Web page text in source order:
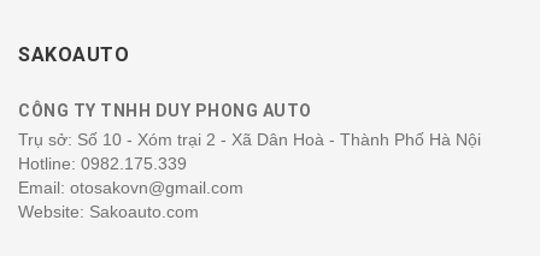
SAKOAUTO
CÔNG TY TNHH DUY PHONG AUTO
Trụ sở: Số 10 - Xóm trại 2 - Xã Dân Hoà - Thành Phố Hà Nội
Hotline: 0982.175.339
Email: otosakovn@gmail.com
Website: Sakoauto.com